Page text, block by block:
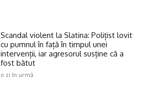
Scandal violent la Slatina: Polițist lovit
cu pumnul în față în timpul unei
intervenții, iar agresorul susține că a
fost bătut
o zi în urmă